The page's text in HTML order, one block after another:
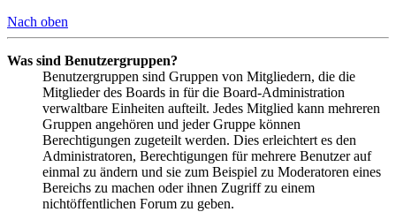
Nach oben
Was sind Benutzergruppen?
Benutzergruppen sind Gruppen von Mitgliedern, die die
Mitglieder des Boards in für die Board-Administration
verwaltbare Einheiten aufteilt. Jedes Mitglied kann mehreren
Gruppen angehören und jeder Gruppe können
Berechtigungen zugeteilt werden. Dies erleichtert es den
Administratoren, Berechtigungen für mehrere Benutzer auf
einmal zu ändern und sie zum Beispiel zu Moderatoren eines
Bereichs zu machen oder ihnen Zugriff zu einem
nichtöffentlichen Forum zu geben.